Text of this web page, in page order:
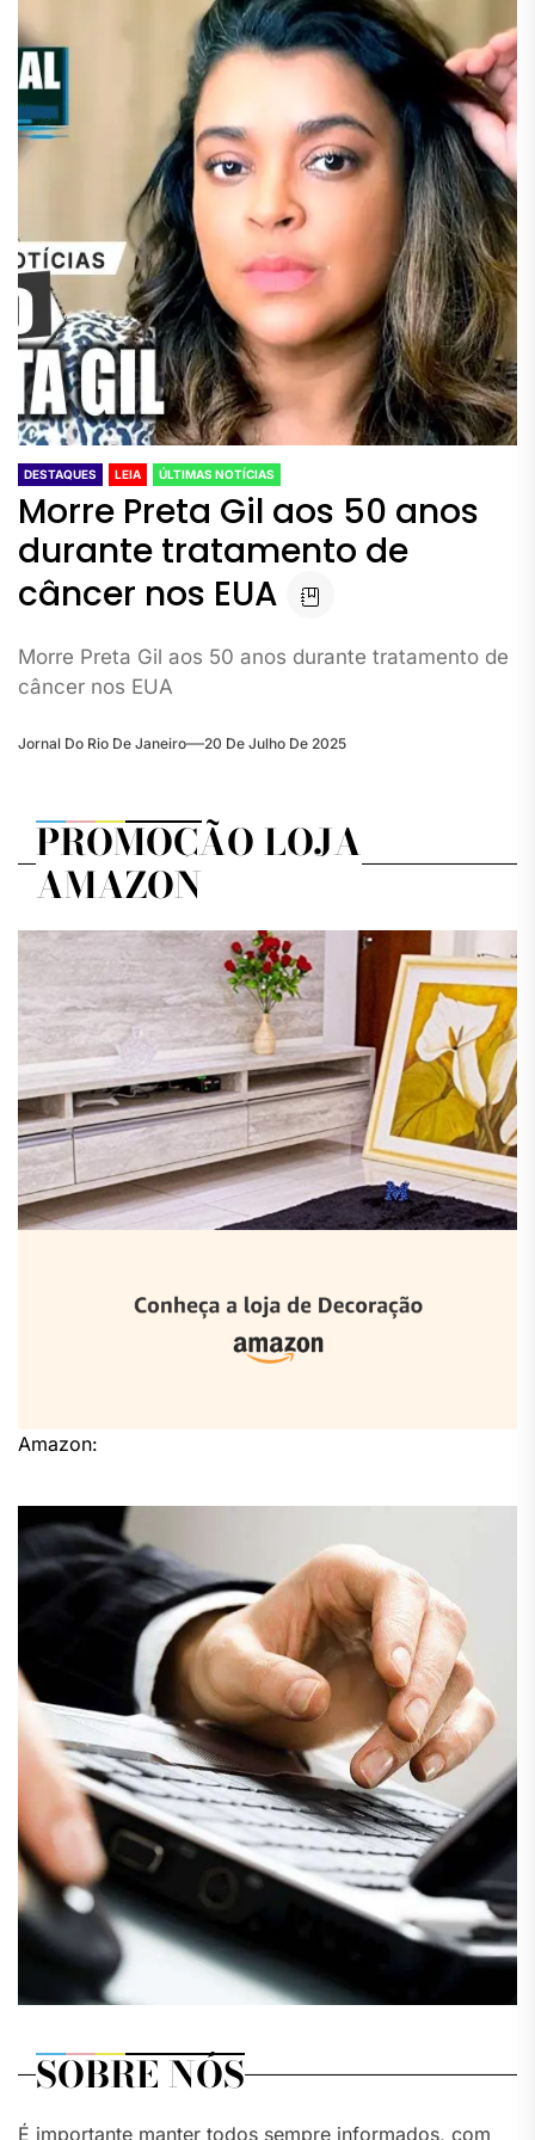
DESTAQUES LEIA ÚLTIMAS NOTÍCIAS
Morre Preta Gil aos 50 anos
durante tratamento de
câncer nos EUA
Morre Preta Gil aos 50 anos durante tratamento de
câncer nos EUA
Jornal Do Rio De Janeiro 20 De Julho De 2025
PROMOÇÃO LOJA
AMAZON
Amazon:
SOBRE NÓS
É importante manter todos sempre informados, com